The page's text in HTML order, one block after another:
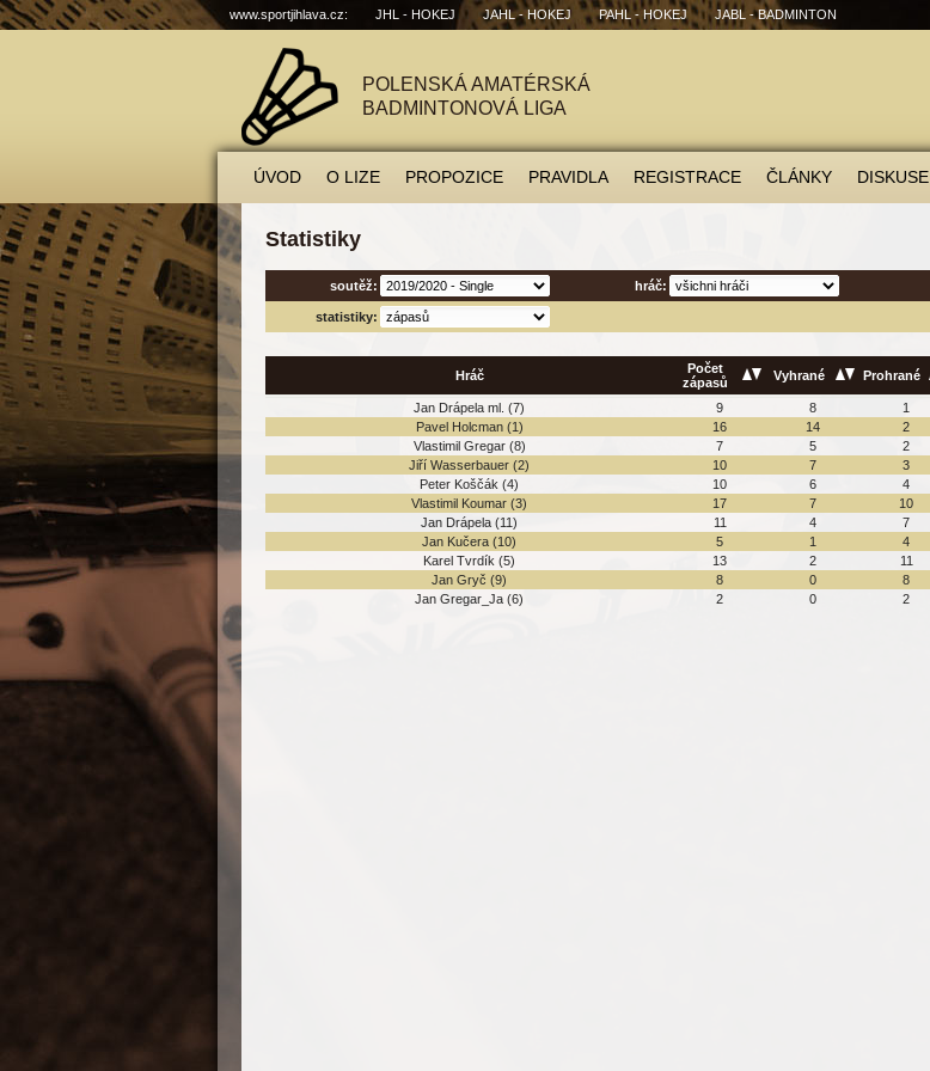
www.sportjihlava.cz: JHL - HOKEJ JAHL - HOKEJ PAHL - HOKEJ JABL - BADMINTON
POLENSKÁ AMATÉRSKÁ
BADMINTONOVÁ LIGA
ÚVOD O LIZE PROPOZICE PRAVIDLA REGISTRACE ČLÁNKY DISKUSE
Statistiky
soutěž: hráč:
statistiky:
Hráč
Počet
zápasů
Vyhrané Prohrané
Jan Drápela ml. (7) 9 8 1
Pavel Holcman(1) 16 14 2
Vlastimil Gregar(8) 7 5 2
Jiří Wasserbauer (2) 10 7 3
Peter Koščák (4) 10 6 4
Vlastimil Koumar (3) 17 7 10
Jan Drápela (11) 11 4 7
Jan Kučera (10) 5 1 4
Karel Tvrdík (5) 13 2 11
Jan Gryč (9) 8 0 8
Jan Gregar_Ja (6) 2 0 2